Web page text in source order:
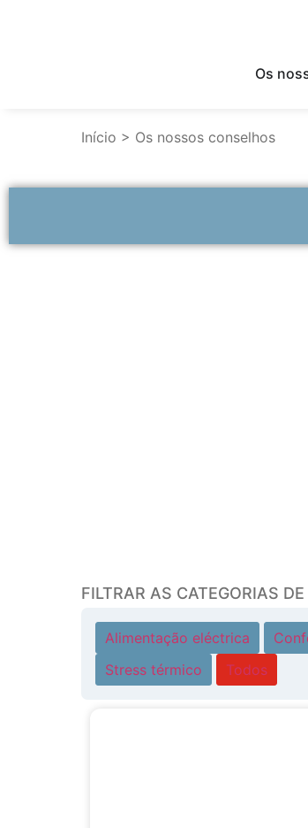
Os
Início > Os nossos conselhos
FILTRAR AS CATEGORIAS
Alimentação eléctrica
Stress térmico
Todos